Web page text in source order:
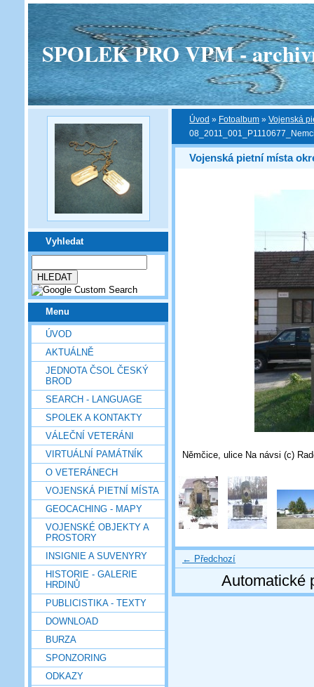
SPOLEK PRO VPM -
Vyhledat
Menu
ÚVOD
AKTUÁLNĚ
JEDNOTA ČSOL ČESKÝ
BROD
SEARCH - LANGUAGE
SPOLEK A KONTAKTY
VÁLEČNÍ VETERÁNI
VIRTUÁLNÍ PAMÁTNÍK
O VETERÁNECH
VOJENSKÁ PIETNÍ MÍSTA
GEOCACHING - MAPY
VOJENSKÉ OBJEKTY A
PROSTORY
INSIGNIE A SUVENYRY
HISTORIE - GALERIE
HRDINŮ
PUBLICISTIKA - TEXTY
DOWNLOAD
BURZA
SPONZORING
ODKAZY
Úvod » Fotoalbum » Vojenská
Vojenská pietní místa
Němčice, ulice Na návsi (c)
← Předchozí
Automatické